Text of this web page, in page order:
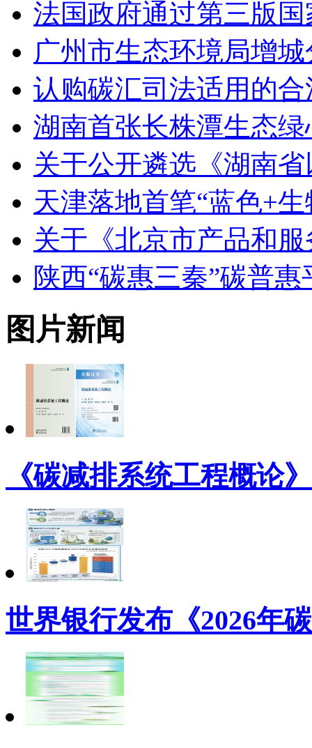
法国政府通过第三版
广州市生态环境局增
认购碳汇司法适用的
湖南首张长株潭生态
关于公开遴选《湖南
天津落地首笔“蓝色+
关于《北京市产品和
陕西“碳惠三秦”碳普
图片新闻
《碳减排系统工程概论
世界银行发布《2026年